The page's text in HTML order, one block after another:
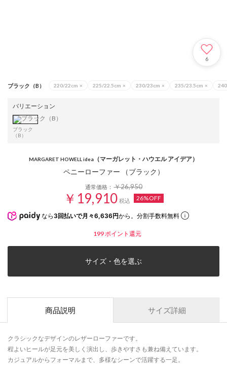
6
ブラック（B） 220/22cm × 225/22.5cm × 230/23cm × 235/23.5cm ×
バリエーション
ブラック
（B）
MARGARET HOWELL idea （マーガレット・ハウエル アイデア）
ペニーローファー （ブラック）
通常価格：￥26,950
￥19,910 税込 26%OFF
なら 3回払いで月々6,636円から。分割手数料無料
199 ポイント還元
サイズ・色を選ぶ
商品説明 サイズ詳細
クラシックなデザインのレザーローファーです。
程よいヒールが足元を美しく演出し、歩きやすさも兼ね備えています。
カジュアルからフォーマルまで、多様なシーンで活躍する一足。